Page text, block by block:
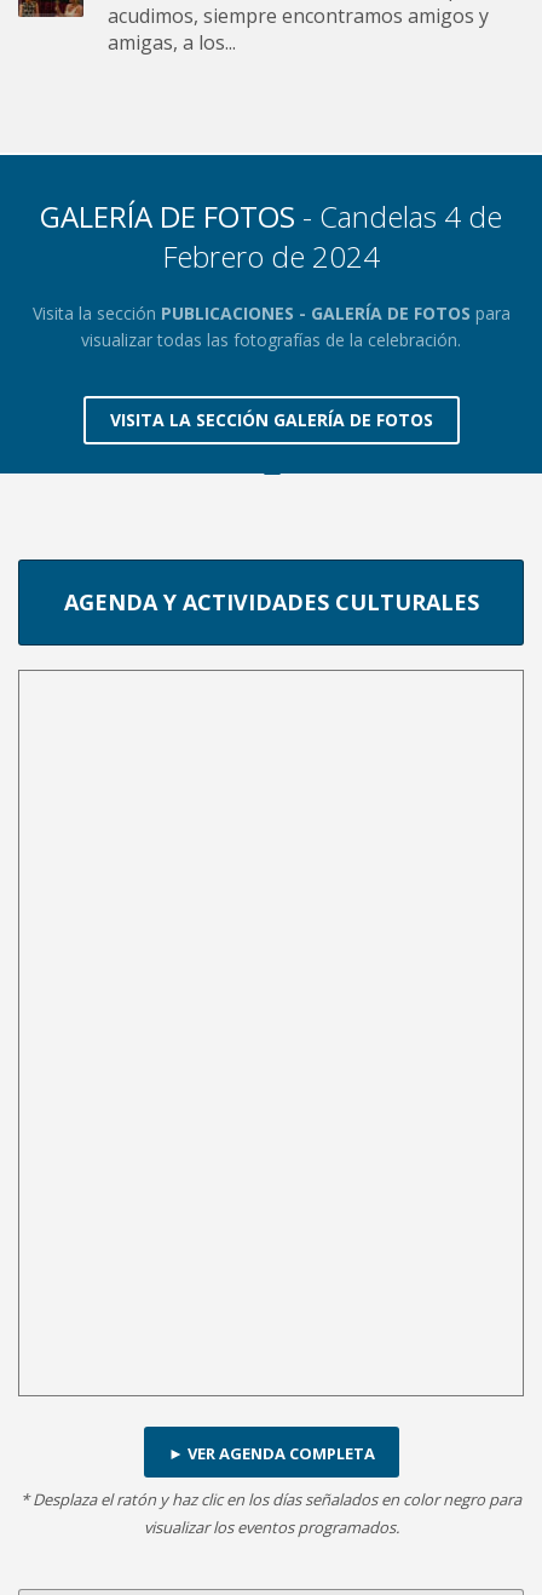
acudimos, siempre encontramos amigos y
amigas, a los...
GALERÍA DE FOTOS - Candelas 4 de
Febrero de 2024
Visita la sección PUBLICACIONES - GALERÍA DE FOTOS para
visualizar todas las fotografías de la celebración.
VISITA LA SECCIÓN GALERÍA DE FOTOS
AGENDA Y ACTIVIDADES CULTURALES
► VER AGENDA COMPLETA
* Desplaza el ratón y haz clic en los días señalados en color negro para
visualizar los eventos programados.